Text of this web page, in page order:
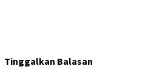
Tinggalkan Balasan